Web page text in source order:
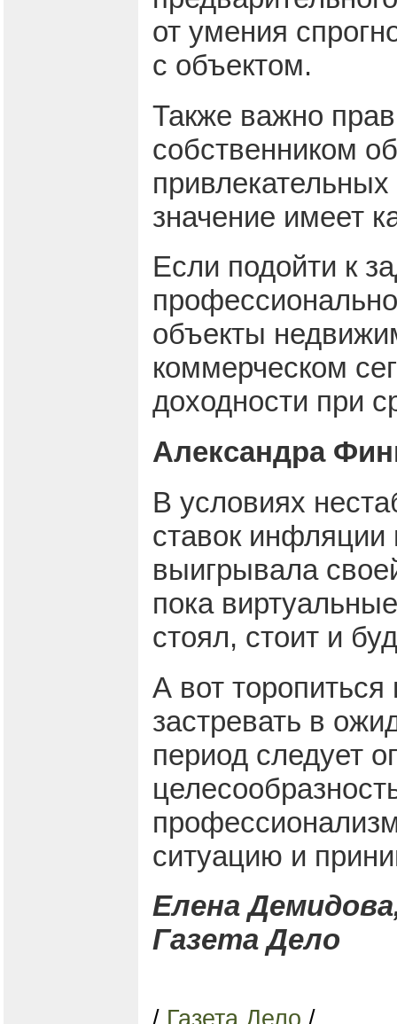
от умения
с объектом.
Также важно
собственником
значение имеет
Если подойти к
объекты
коммерческом
доходности при
Александра
В условиях
ставок инфляции
выигрывала
пока
стоял, стоит и
А вот торопиться
застревать в
период следует
ситуацию и
Елена
Газета Дело